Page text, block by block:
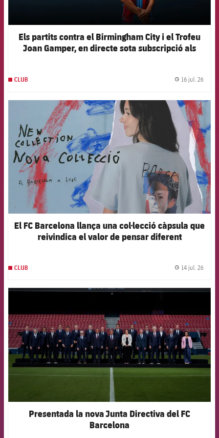
Els partits contra el Birmingham City i el Trofeu
Joan Gamper, en directe sota subscripció als
CLUB 16 jul. 26
FCB Barcelona badge
El FC Barcelona llança una col·lecció càpsula que
reivindica el valor de pensar diferent
CLUB 14 jul. 26
FCB Barcelona badge
Presentada la nova Junta Directiva del FC
Barcelona